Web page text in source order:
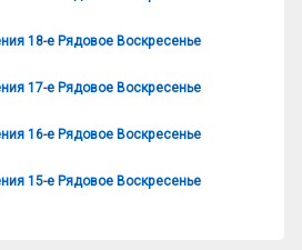
18-е Рядовое Воскресенье
17-е Рядовое Воскресенье
16-е Рядовое Воскресенье
15-е Рядовое Воскресенье